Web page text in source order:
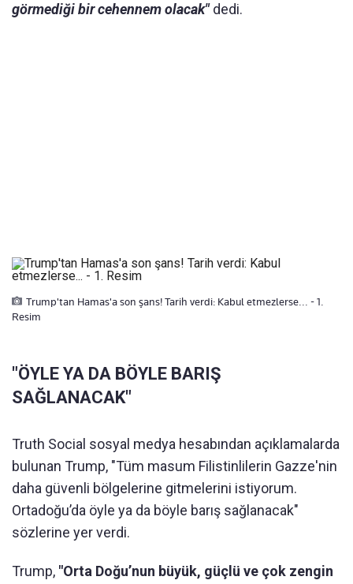
görmediği bir cehennem olacak"dedi.
Trump'tan Hamas'a son şans! Tarih verdi: Kabul etmezlerse... - 1.
Resim
"ÖYLE YA DA BÖYLE BARIŞ
SAĞLANACAK"
Truth Social sosyal medya hesabından açıklamalarda
bulunan Trump, "Tüm masum Filistinlilerin Gazze'nin
daha güvenli bölgelerine gitmelerini istiyorum.
Ortadoğu’da öyle ya da böyle barış sağlanacak"
sözlerine yer verdi.
Trump, "Orta Doğu’nun büyük, güçlü ve çok zengin